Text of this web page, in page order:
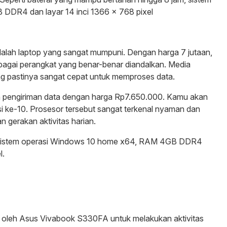
DDR4 dan layar 14 inci 1366 x 768 pixel
laptop yang sangat mumpuni. Dengan harga 7 jutaan,
perangkat yang benar-benar diandalkan. Media
pastinya sangat cepat untuk memproses data.
data dengan harga Rp7.650.000. Kamu akan
10. Prosesor tersebut sangat terkenal nyaman dan
gerakan aktivitas harian.
operasi Windows 10 home x64, RAM 4GB DDR4
Asus Vivabook S330FA untuk melakukan aktivitas